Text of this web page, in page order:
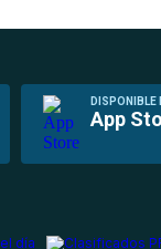
DISPONIBLE
App